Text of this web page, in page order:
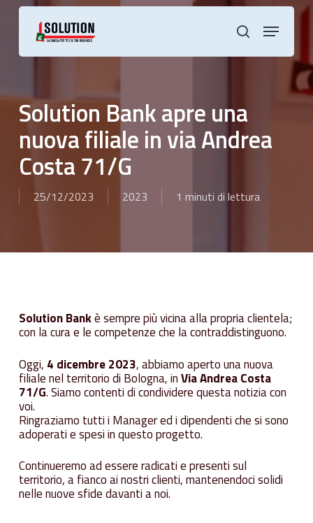
Skip
cerca
Menu
Solution Bank apre una
nuova filiale in via Andrea
Costa 71/G
25/12/2023 2023 1 minuti di lettura
Solution Bankè sempre più vicina alla propria clientela;
con la cura e le competenze che la contraddistinguono.
Oggi, 4 dicembre 2023, abbiamo aperto una nuova
filiale nel territorio di Bologna, inVia Andrea Costa
71/G. Siamo contenti di condividere questa notizia con
voi.
Ringraziamo tutti i Manager ed i dipendenti che si sono
adoperati e spesi in questo progetto.
Continueremo ad essere radicati e presenti sul
territorio, a fianco ai nostri clienti, mantenendoci solidi
nelle nuove sfide davanti a noi.